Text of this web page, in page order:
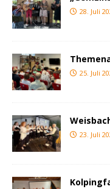
28. Juli
25. Juli
23. Juli